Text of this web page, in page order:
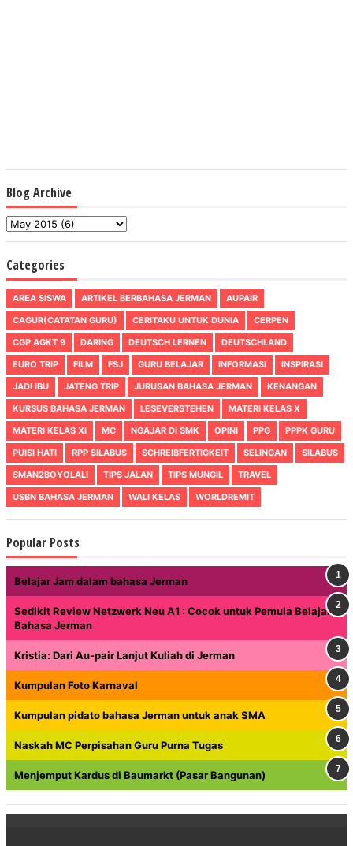
Blog Archive
Categories
AREA SISWA ARTIKEL BERBAHASA JERMAN
AUPAIR
CAGUR(CATATAN GURU)
CERITAKU UNTUK DUNIA
CERPEN
CGP AGKT 9
DARING DEUTSCH LERNEN
DEUTSCHLAND
EURO TRIP
FILM FSJ GURU BELAJAR INFORMASI
INSPIRASI
JADI IBU
JATENG TRIP JURUSAN BAHASA JERMAN
KENANGAN
KURSUS BAHASA JERMAN
LESEVERSTEHEN
MATERI KELAS X
MATERI KELAS XI
MC NGAJAR DI SMK OPINI PPG
PPPK GURU
PUISI HATI
RPP SILABUS SCHREIBFERTIGKEIT SELINGAN
SILABUS
SMAN2BOYOLALI
TIPS JALAN TIPS MUNGIL
TRAVEL
USBN BAHASA JERMAN
WALI KELAS WORLDREMIT
Popular Posts
Belajar Jam dalam bahasa Jerman
Sedikit Review Netzwerk Neu A1 : Cocok untuk Pemula Belajar
Bahasa Jerman
Kristia: Dari Au-pair Lanjut Kuliah di Jerman
Kumpulan Foto Karnaval
Kumpulan pidato bahasa Jerman untuk anak SMA
Naskah MC Perpisahan Guru Purna Tugas
Menjemput Kardus di Baumarkt (Pasar Bangunan)